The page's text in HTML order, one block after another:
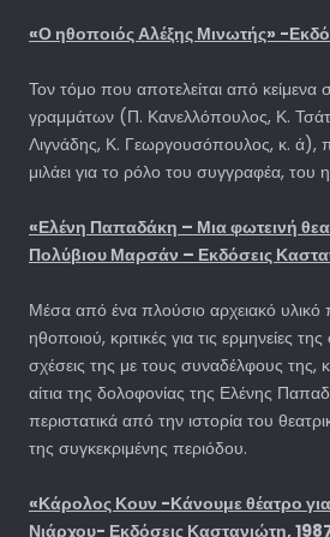
«Ο ηθοποιός Αλέξης Μινωτής» -
Τον τόμο που αποτελείται από
γραμμάτων (Π. Κανελλόπουλος, Κ.
Λιγνάδης, Κ. Γεωργουσόπουλος, κ. ά),
μιλάει για το ρόλο του συγγραφέα, του
«Ελένη Παπαδάκη – Μια φωτεινή
Πολύβιου Μαρσάν – Εκδόσεις
Μέσα από ένα πλούσιο αρχειακό υλικό
ηθοποιού, κριτικές για τις ερμηνείες
σχέσεις της με τους συναδέλφους
αίτια της δολοφονίας της Ελένης
περιστατικά από την ιστορία του
της συγκεκριμένης περιόδου.
«Κάρολος Κουν -Κάνουμε θέατρο
Νιάρχου- Εκδόσεις Καστανιώτη,